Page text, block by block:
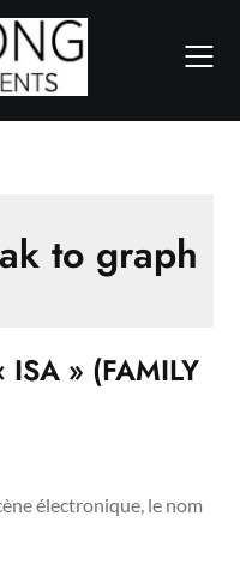
to graph
ISA » (FAMILY
électronique, le nom